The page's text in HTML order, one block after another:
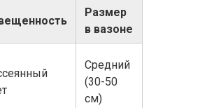
Размер
в вазоне
Средний
(30-50
см)